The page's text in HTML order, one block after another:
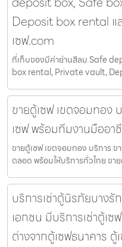
Deposit box rental
เซฟ.com
ที่เก็บของมีค่าย่านสีลม Safe
box rental, Private vault,
ขายตู้เซฟ เขตจอมทอง
เซฟ พร้อมทีมงานมืออา
ขายตู้เซฟ เขตจอมทอง บริการ
ตลอด พร้อมให้บริการทั่วไทย ขา
บริการเช่าตู้นิรภัยบาง
เอกชน มีบริการเช่าตู้เ
ต่างจากตู้เซฟธนาคาร ตู้